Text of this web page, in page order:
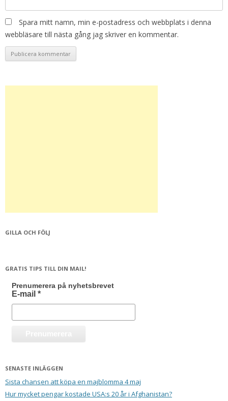
Spara mitt namn, min e-postadress och webbplats i denna
webbläsare till nästa gång jag skriver en kommentar.
GILLA OCH FÖLJ
GRATIS TIPS TILL DIN MAIL!
Prenumerera på nyhetsbrevet
E-mail *
SENASTE INLÄGGEN
Sista chansen att köpa en majblomma 4 maj
Hur mycket pengar kostade USA:s 20 år i Afghanistan?